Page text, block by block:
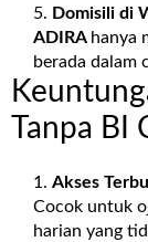
Domisili di
ADIRA hanya
berada dalam
Tanpa
Akses
Cocok untuk
harian yang